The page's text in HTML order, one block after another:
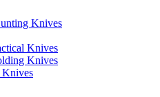
Knives
Knives
Knives
Knives